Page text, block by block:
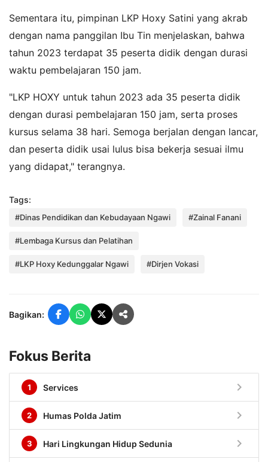
Sementara itu, pimpinan LKP Hoxy Satini yang akrab
dengan nama panggilan Ibu Tin menjelaskan, bahwa
tahun 2023 terdapat 35 peserta didik dengan durasi
waktu pembelajaran 150 jam.
"LKP HOXY untuk tahun 2023 ada 35 peserta didik
dengan durasi pembelajaran 150 jam, serta proses
kursus selama 38 hari. Semoga berjalan dengan lancar,
dan peserta didik usai lulus bisa bekerja sesuai ilmu
yang didapat," terangnya.
Tags:
#Dinas Pendidikan dan Kebudayaan Ngawi #Zainal Fanani
#Lembaga Kursus dan Pelatihan
#LKP Hoxy Kedunggalar Ngawi #Dirjen Vokasi
Bagikan:
Fokus Berita
1 Services chevron_right
2 Humas Polda Jatim chevron_right
3 Hari Lingkungan Hidup Sedunia chevron_right